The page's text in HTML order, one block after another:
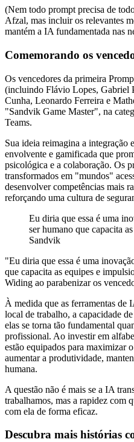
(Nem todo prompt precisa de
Afzal, mas incluir os relevantes
mantém a IA fundamentada nas
Comemorando os
Os vencedores da primeira
(incluindo Flávio Lopes, Gabriel
Cunha, Leonardo Ferreira e
"Sandvik Game Master", na
Teams.
Sua ideia reimagina a integração
envolvente e gamificada que
psicológica e a colaboração. Os
transformados em "mundos"
desenvolver competências mais
reforçando uma cultura de
Eu diria que essa é uma
ser humano que capacita
Sandvik
"Eu diria que essa é uma
que capacita as equipes e
Widing ao parabenizar os
À medida que as ferramentas de
local de trabalho, a capacidade
elas se torna tão fundamental
profissional. Ao investir em
estão equipados para maximizar
aumentar a produtividade,
humana.
A questão não é mais se a IA
trabalhamos, mas a rapidez com
com ela de forma eficaz.
Descubra mais histórias